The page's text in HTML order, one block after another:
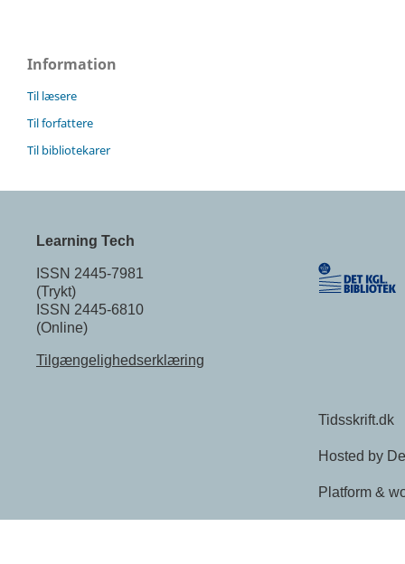
Information
Til læsere
Til forfattere
Til bibliotekarer
Learning Tech
ISSN 2445-7981
(Trykt)
ISSN 2445-6810
(Online)
Tilgængelighedserklæring